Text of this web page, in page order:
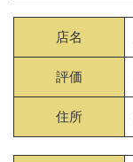
店名
評価
住所